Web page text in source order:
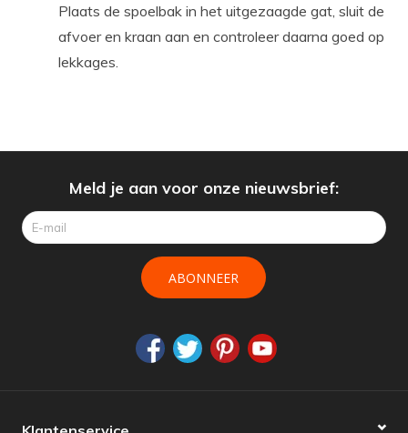
Plaats de spoelbak in het uitgezaagde gat, sluit de
afvoer en kraan aan en controleer daarna goed op
lekkages.
Meld je aan voor onze nieuwsbrief:
ABONNEER